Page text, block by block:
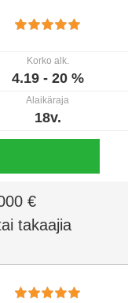
Korko alk.
4.19 - 20 %
Alaikäraja
18v.
€
takaajia